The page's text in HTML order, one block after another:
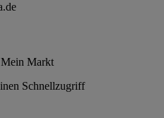
Mein Markt
Schnellzugriff